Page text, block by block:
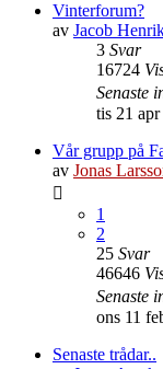
Vinterforum?
av Jacob
3 Svar
16724
Senaste
tis 21
Vår grupp på
av Jonas
1
2
25 Svar
46646
Senaste
ons 11
Senaste trådar..